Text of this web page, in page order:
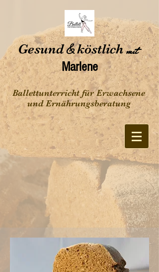
Gesund&köstlichmit
Marlene
Ballettunterricht für Erwachsene
und Ernährungsberatung